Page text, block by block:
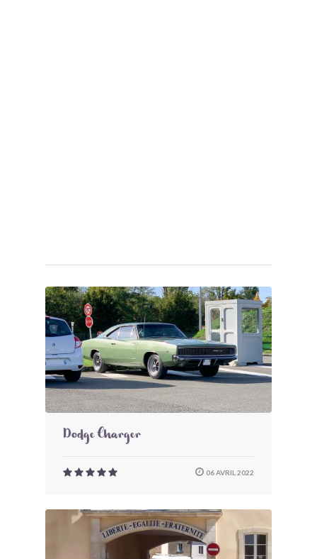
Dodge Charger
06 AVRIL 2022